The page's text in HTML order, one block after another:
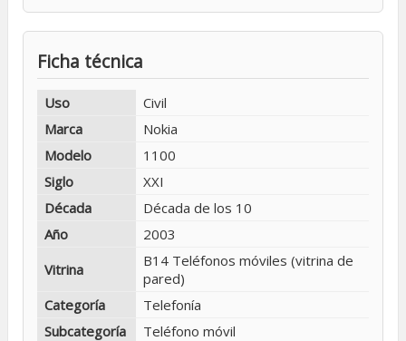
Ficha técnica
Uso
Civil
Marca
Nokia
Modelo
1100
Siglo
XXI
Década
Década de los 10
Año
2003
Vitrina
B14 Teléfonos móviles (vitrina de
pared)
Categoría
Telefonía
Subcategoría
Teléfono móvil